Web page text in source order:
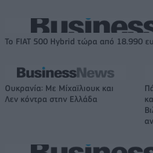
Το FIAT 500 Hybrid τώρα από 18.990
Ουκρανία: Με Μίχαϊλιουκ και
Λεν κόντρα στην Ελλάδα